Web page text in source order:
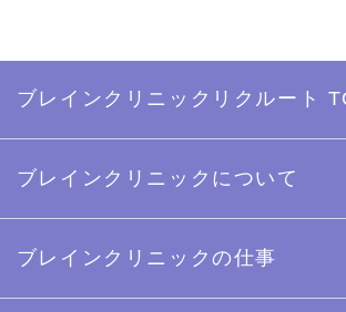
ブレインクリニックリクルート
ブレインクリニックについて
ブレインクリニックの仕事